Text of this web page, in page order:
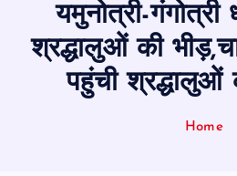
यमुनोत्री-
श्रद्धालुओं की
पहुंची श्रद्धालुओं
Home